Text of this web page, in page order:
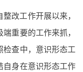
改工作开展以来，
重要的工作来抓，
检查中，意识形态工
自身在意识形态工作